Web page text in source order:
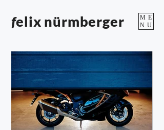
felix nürmberger
ME
NU